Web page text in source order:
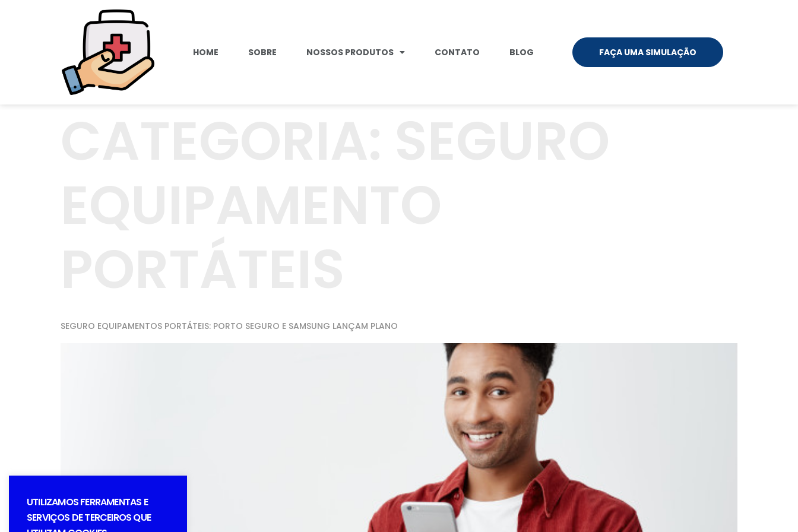
HOME SOBRE NOSSOS PRODUTOS CONTATO BLOG FAÇA UMA SIMULAÇÃO
SEGURO EQUIPAMENTOS PORTÁTEIS: PORTO SEGURO E SAMSUNG LANÇAM PLANO
UTILIZAMOS FERRAMENTAS E
SERVIÇOS DE TERCEIROS QUE